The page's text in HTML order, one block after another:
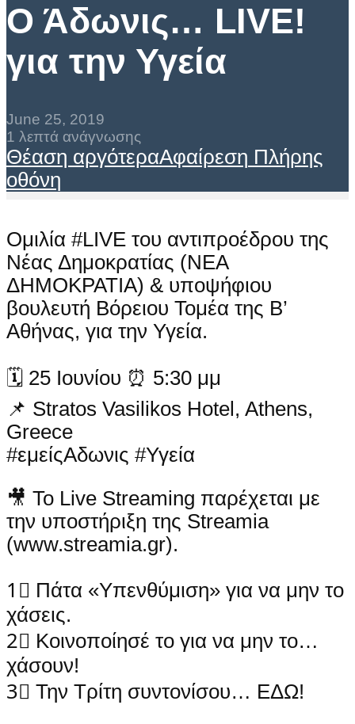
Ο Άδωνις… LIVE!
για την Υγεία
June 25, 2019
1 λεπτά ανάγνωσης
Θέαση αργότεραΑφαίρεση Πλήρης
οθόνη
Ομιλία #LIVE του αντιπροέδρου της
Νέας Δημοκρατίας (ΝΕΑ
ΔΗΜΟΚΡΑΤΙΑ) & υποψήφιου
βουλευτή Βόρειου Τομέα της Β’
Αθήνας, για την Υγεία.
🗓 25 Ιουνίου ⏰ 5:30 μμ
📌 Stratos Vasilikos Hotel, Athens,
Greece
#εμείςΑδωνις #Υγεία
🎥 Το Live Streaming παρέχεται με
την υποστήριξη της Streamia
(www.streamia.gr).
1⃣ Πάτα «Υπενθύμιση» για να μην το
χάσεις.
2⃣ Κοινοποίησέ το για να μην το…
χάσουν!
3⃣ Την Τρίτη συντονίσου… ΕΔΩ!